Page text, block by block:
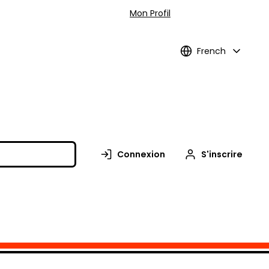
Mon Profil
French
Connexion S'inscrire